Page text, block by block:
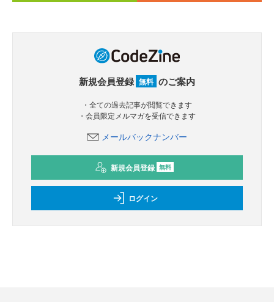
新規会員登録 無料 のご案内
・全ての過去記事が閲覧できます
・会員限定メルマガを受信できます
メールバックナンバー
新規会員登録 無料
ログイン